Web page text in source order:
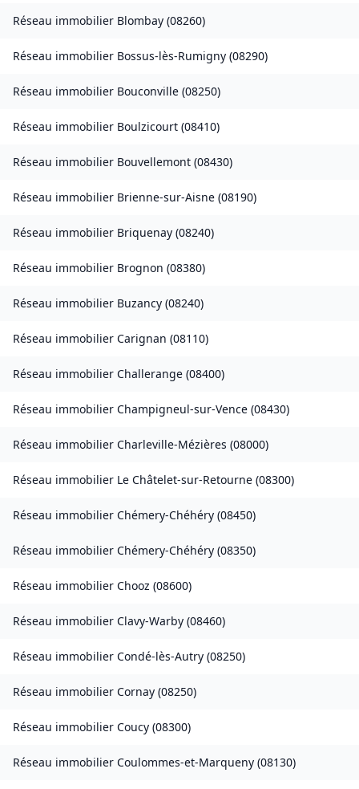
Réseau immobilier Blombay (08260)
Réseau immobilier Bossus-lès-Rumigny (08290)
Réseau immobilier Bouconville (08250)
Réseau immobilier Boulzicourt (08410)
Réseau immobilier Bouvellemont (08430)
Réseau immobilier Brienne-sur-Aisne (08190)
Réseau immobilier Briquenay (08240)
Réseau immobilier Brognon (08380)
Réseau immobilier Buzancy (08240)
Réseau immobilier Carignan (08110)
Réseau immobilier Challerange (08400)
Réseau immobilier Champigneul-sur-Vence (08430)
Réseau immobilier Charleville-Mézières (08000)
Réseau immobilier Le Châtelet-sur-Retourne (08300)
Réseau immobilier Chémery-Chéhéry (08450)
Réseau immobilier Chémery-Chéhéry (08350)
Réseau immobilier Chooz (08600)
Réseau immobilier Clavy-Warby (08460)
Réseau immobilier Condé-lès-Autry (08250)
Réseau immobilier Cornay (08250)
Réseau immobilier Coucy (08300)
Réseau immobilier Coulommes-et-Marqueny (08130)